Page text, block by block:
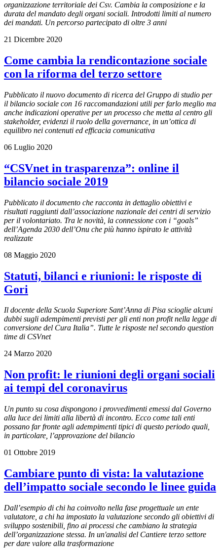
organizzazione territoriale dei Csv. Cambia la composizione e la
durata del mandato degli organi sociali. Introdotti limiti al numero
dei mandati. Un percorso partecipato di oltre 3 anni
21 Dicembre 2020
Come cambia la rendicontazione sociale
con la riforma del terzo settore
Pubblicato il nuovo documento di ricerca del Gruppo di studio per
il bilancio sociale con 16 raccomandazioni utili per farlo meglio ma
anche indicazioni operative per un processo che metta al centro gli
stakeholder, evidenzi il ruolo della governance, in un’ottica di
equilibro nei contenuti ed efficacia comunicativa
06 Luglio 2020
“CSVnet in trasparenza”: online il
bilancio sociale 2019
Pubblicato il documento che racconta in dettaglio obiettivi e
risultati raggiunti dall’associazione nazionale dei centri di servizio
per il volontariato. Tra le novità, la connessione con i “goals”
dell’Agenda 2030 dell’Onu che più hanno ispirato le attività
realizzate
08 Maggio 2020
Statuti, bilanci e riunioni: le risposte di
Gori
Il docente della Scuola Superiore Sant’Anna di Pisa scioglie alcuni
dubbi sugli adempimenti previsti per gli enti non profit nella legge di
conversione del Cura Italia”. Tutte le risposte nel secondo question
time di CSVnet
24 Marzo 2020
Non profit: le riunioni degli organi sociali
ai tempi del coronavirus
Un punto su cosa dispongono i provvedimenti emessi dal Governo
alla luce dei limiti alla libertà di incontro. Ecco come tali enti
possano far fronte agli adempimenti tipici di questo periodo quali,
in particolare, l’approvazione del bilancio
01 Ottobre 2019
Cambiare punto di vista: la valutazione
dell’impatto sociale secondo le linee guida
Dall’esempio di chi ha coinvolto nella fase progettuale un ente
valutatore, a chi ha impostato la valutazione secondo gli obiettivi di
sviluppo sostenibili, fino ai processi che cambiano la strategia
dell’organizzazione stessa. In un'analisi del Cantiere terzo settore
per dare valore alla trasformazione